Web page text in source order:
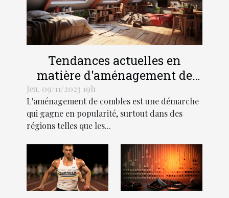
Tendances actuelles en
matière d'aménagement de
combles dans les régions
Hauts-de-France et Grand Est
Jeu. 09/11/2023 19h
L'aménagement de combles est une démarche
qui gagne en popularité, surtout dans des
régions telles que les...